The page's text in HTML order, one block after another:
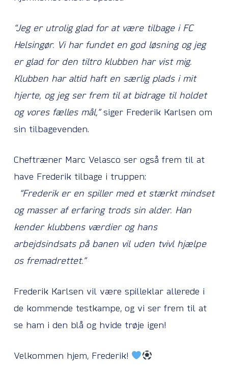
“Jeg er utrolig glad for at være tilbage i FC
Helsingør. Vi har fundet en god løsning og jeg
er glad for den tiltro klubben har vist mig.
Klubben har altid haft en særlig plads i mit
hjerte, og jeg ser frem til at bidrage til holdet
og vores fælles mål,”siger Frederik Karlsen om
sin tilbagevenden.
Cheftræner Marc Velasco ser også frem til at
have Frederik tilbage i truppen:
“Frederik er en spiller med et stærkt mindset
og masser af erfaring trods sin alder. Han
kender klubbens værdier og hans
arbejdsindsats på banen vil uden tvivl hjælpe
os fremadrettet.”
Frederik Karlsen vil være spilleklar allerede i
de kommende testkampe, og vi ser frem til at
se ham i den blå og hvide trøje igen!
Velkommen hjem, Frederik!